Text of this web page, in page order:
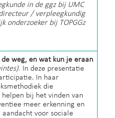
in de ggz bij UMC
/ verpleegkundig
onderzoeker bij TOPGGz
weg, en wat kun je eraan
In deze presentatie
In haar
die
bij het vinden van
meer erkenning en
voor sociale